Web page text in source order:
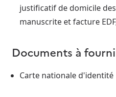
justificatif de domicile
manuscrite et facture
Documents à
Carte nationale d'identité